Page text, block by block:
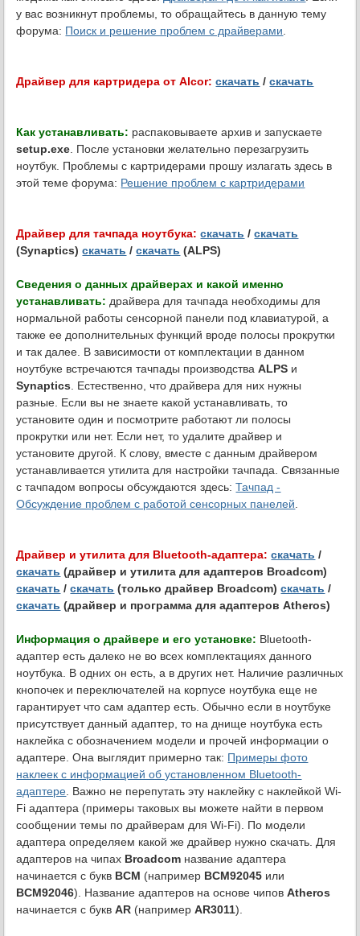
у вас возникнут проблемы, то обращайтесь в данную тему
форума: Поиск и решение проблем с драйверами
Драйвер для картридера от Alcor: скачать /скачать
Как устанавливать: распаковываете архив и запускаете
setup.exe . После установки желательно перезагрузить
ноутбук. Проблемы с картридерами прошу излагать здесь в
этой теме форума: Решение проблем с картридерами
Драйвер для тачпада ноутбука: скачать /скачать
(Synaptics)скачать /скачать (ALPS)
Сведения о данных драйверах и какой именно
устанавливать: драйвера для тачпада необходимы для
нормальной работы сенсорной панели под клавиатурой, а
также ее дополнительных функций вроде полосы прокрутки
и так далее. В зависимости от комплектации в данном
ноутбуке встречаются тачпады производстваALPS и
Synaptics . Естественно, что драйвера для них нужны
разные. Если вы не знаете какой устанавливать, то
установите один и посмотрите работают ли полосы
прокрутки или нет. Если нет, то удалите драйвер и
установите другой. К слову, вместе с данным драйвером
устанавливается утилита для настройки тачпада. Связанные
с тачпадом вопросы обсуждаются здесь:Тачпад -
Обсуждение проблем с работой сенсорных панелей
Драйвер и утилита для Bluetooth-адаптера: скачать /
скачать (драйвер и утилита для адаптеров Broadcom)
скачать /скачать (только драйвер Broadcom)скачать /
скачать (драйвер и программа для адаптеров Atheros)
Информация о драйвере и его установке: Bluetooth-
адаптер есть далеко не во всех комплектациях данного
ноутбука. В одних он есть, а в других нет. Наличие различных
кнопочек и переключателей на корпусе ноутбука еще не
гарантирует что сам адаптер есть. Обычно если в ноутбуке
присутствует данный адаптер, то на днище ноутбука есть
наклейка с обозначением модели и прочей информации о
адаптере. Она выглядит примерно так: Примеры фото
наклеек с информацией об установленном Bluetooth-
адаптере . Важно не перепутать эту наклейку с наклейкой Wi-
Fi адаптера (примеры таковых вы можете найти в первом
сообщении темы по драйверам для Wi-Fi). По модели
адаптера определяем какой же драйвер нужно скачать. Для
адаптеров на чипах Broadcom название адаптера
начинается с букв BCM (например BCM92045 или
BCM92046). Название адаптеров на основе чиповAtheros
начинается с буквAR (напримерAR3011).